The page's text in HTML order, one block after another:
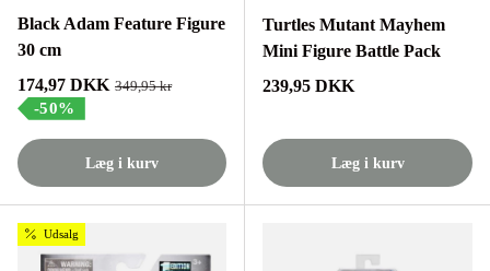
Black Adam Feature Figure
30 cm
Tilbudspris
174,97 DKK Normalpris
349,95 kr
-50%
Læg i kurv
Turtles Mutant Mayhem
Mini Figure Battle Pack
Normalpris
239,95 DKK
Læg i kurv
Udsalg